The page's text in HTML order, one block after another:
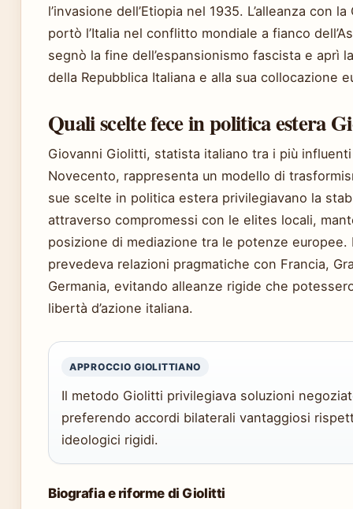
l’invasione dell’Etiopia nel 1935. L’alleanza con
portò l’Italia nel conflitto mondiale a fianco
segnò la fine dell’espansionismo fascista e aprì
della Repubblica Italiana e alla sua collocazione
Quali scelte fece in politica estera
Giovanni Giolitti, statista italiano tra i più
Novecento, rappresenta un modello di
sue scelte in politica estera privilegiavano la
attraverso compromessi con le elites locali,
posizione di mediazione tra le potenze europee.
prevedeva relazioni pragmatiche con Francia,
Germania, evitando alleanze rigide che
libertà d’azione italiana.
APPROCCIO GIOLITTIANO
Il metodo Giolitti privilegiava soluzioni
preferendo accordi bilaterali vantaggiosi
ideologici rigidi.
Biografia e riforme di Giolitti